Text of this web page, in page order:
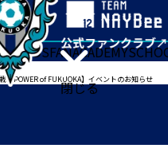
閉じる
GOODSFANACADEMY
POWER of FUKUOKA】イベントのお知らせ